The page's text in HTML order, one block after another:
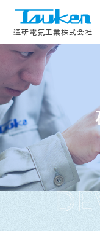
通研電気工業株式会社